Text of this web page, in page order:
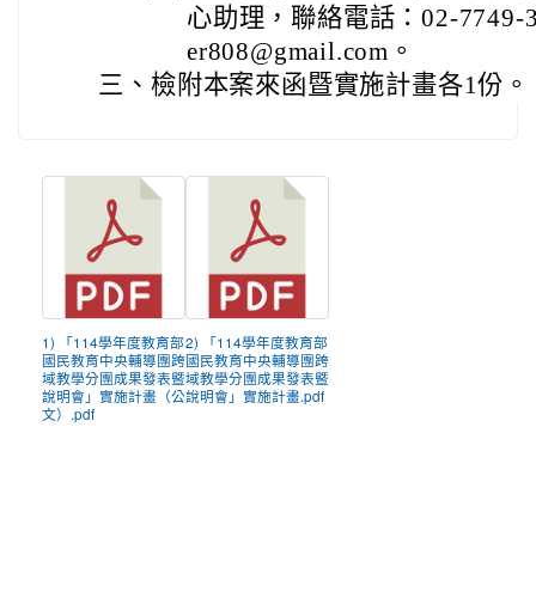
心助理，聯絡電話：02-7749-
er808@gmail.com。
三、 檢附本案來函暨實施計畫各1份。
1) 「114學年度教育部
國民教育中央輔導團跨
域教學分團成果發表暨
說明會」實施計畫（公
文）.pdf
2) 「114學年度教育部
國民教育中央輔導團跨
域教學分團成果發表暨
說明會」實施計畫.pdf